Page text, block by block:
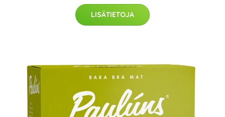
LISÄTIETOJA